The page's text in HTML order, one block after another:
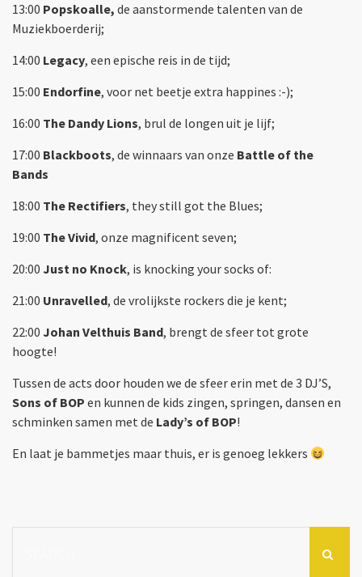
13:00 Popskoalle, de aanstormende talenten van de
Muziekboerderij;
14:00 Legacy, een epische reis in de tijd;
15:00 Endorfine, voor net beetje extra happines :-);
16:00 The Dandy Lions, brul de longen uit je lijf;
17:00 Blackboots, de winnaars van onze Battle of the
Bands
18:00 The Rectifiers, they still got the Blues;
19:00 The Vivid, onze magnificent seven;
20:00 Just no Knock, is knocking your socks of:
21:00 Unravelled, de vrolijkste rockers die je kent;
22:00 Johan Velthuis Band, brengt de sfeer tot grote
hoogte!
Tussen de acts door houden we de sfeer erin met de 3 DJ’S,
Sons of BOP en kunnen de kids zingen, springen, dansen en
schminken samen met de Lady’s of BOP!
En laat je bammetjes maar thuis, er is genoeg lekkers